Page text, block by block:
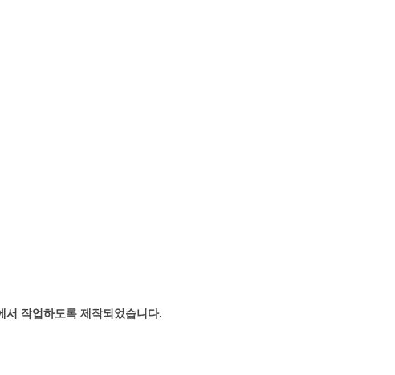
작업하도록 제작되었습니다.